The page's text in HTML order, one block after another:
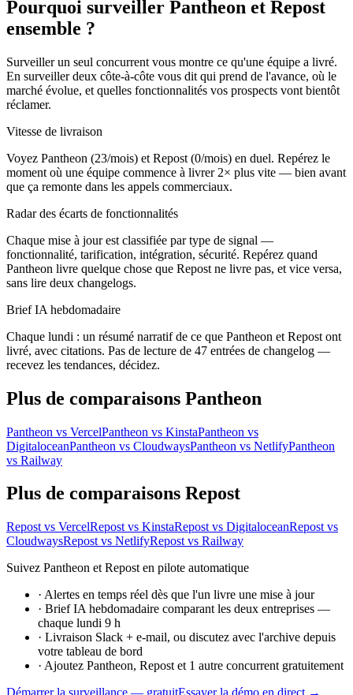
Pourquoi surveiller Pantheon et Repost
ensemble ?
Surveiller un seul concurrent vous montre ce qu'une équipe a livré.
En surveiller deux côte-à-côte vous dit qui prend de l'avance, où le
marché évolue, et quelles fonctionnalités vos prospects vont bientôt
réclamer.
Vitesse de livraison
Voyez Pantheon (23/mois) et Repost (0/mois) en duel. Repérez le
moment où une équipe commence à livrer 2× plus vite — bien avant
que ça remonte dans les appels commerciaux.
Radar des écarts de fonctionnalités
Chaque mise à jour est classifiée par type de signal —
fonctionnalité, tarification, intégration, sécurité. Repérez quand
Pantheon livre quelque chose que Repost ne livre pas, et vice versa,
sans lire deux changelogs.
Brief IA hebdomadaire
Chaque lundi : un résumé narratif de ce que Pantheon et Repost ont
livré, avec citations. Pas de lecture de 47 entrées de changelog —
recevez les tendances, décidez.
Plus de comparaisons Pantheon
Pantheon vs VercelPantheon vs KinstaPantheon vs
DigitaloceanPantheon vs CloudwaysPantheon vs NetlifyPantheon
vs Railway
Plus de comparaisons Repost
Repost vs VercelRepost vs KinstaRepost vs DigitaloceanRepost vs
CloudwaysRepost vs NetlifyRepost vs Railway
Suivez Pantheon et Repost en pilote automatique
· Alertes en temps réel dès que l'un livre une mise à jour
· Brief IA hebdomadaire comparant les deux entreprises —
chaque lundi 9 h
· Livraison Slack + e-mail, ou discutez avec l'archive depuis
votre tableau de bord
· Ajoutez Pantheon, Repost et 1 autre concurrent gratuitement